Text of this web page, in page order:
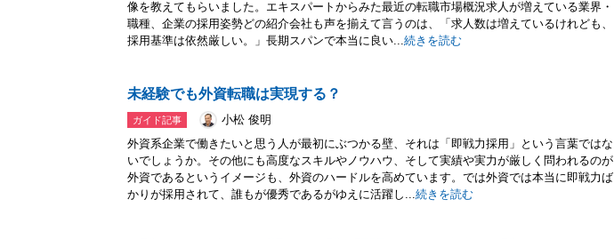
像を教えてもらいました。エキスパートからみた最近の転職市場概況求人が増えている業界・
職種、企業の採用姿勢どの紹介会社も声を揃えて言うのは、「求人数は増えているけれども、
採用基準は依然厳しい。」長期スパンで本当に良い...続きを読む
未経験でも外資転職は実現する？
ガイド記事
小松 俊明
外資系企業で働きたいと思う人が最初にぶつかる壁、それは「即戦力採用」という言葉ではな
いでしょうか。その他にも高度なスキルやノウハウ、そして実績や実力が厳しく問われるのが
外資であるというイメージも、外資のハードルを高めています。では外資では本当に即戦力ば
かりが採用されて、誰もが優秀であるがゆえに活躍し...続きを読む